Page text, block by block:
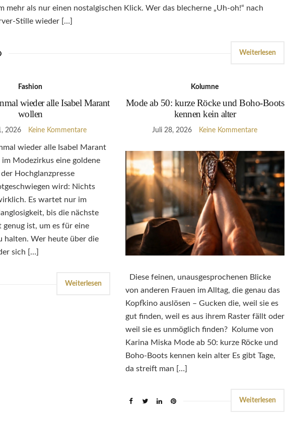
mehr als nur einen nostalgischen Klick. Wer das blecherne „Uh-oh!“ nach
Stille wieder […]
Weiterlesen
Fashion
wieder alle Isabel Marant
wollen
2026 Keine Kommentare
wieder alle Isabel Marant
Modezirkus eine goldene
der Hochglanzpresse
wird: Nichts
Es wartet nur im
bis die nächste
genug ist, um es für eine
halten. Wer heute über die
sich […]
Weiterlesen
Kolumne
Mode ab 50: kurze Röcke und Boho-Boots
kennen kein alter
Juli 28, 2026 Keine Kommentare
Diese feinen, unausgesprochenen Blicke
von anderen Frauen im Alltag, die genau das
Kopfkino auslösen – Gucken die, weil sie es
gut finden, weil es aus ihrem Raster fällt oder
weil sie es unmöglich finden? Kolume von
Karina Miska Mode ab 50: kurze Röcke und
Boho-Boots kennen kein alter Es gibt Tage,
da streift man […]
Weiterlesen